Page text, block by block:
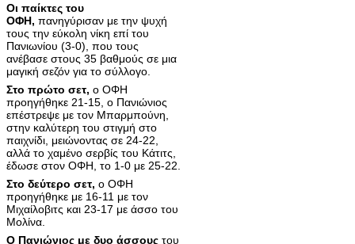
Οι παίκτες του
ΟΦΗ, πανηγύρισαν με την ψυχή
τους την εύκολη νίκη επί του
Πανιωνίου (3-0), που τους
ανέβασε στους 35 βαθμούς σε μια
μαγική σεζόν για το σύλλογο.
Στο πρώτο σετ, ο ΟΦΗ
προηγήθηκε 21-15, ο Πανιώνιος
επέστρεψε με τον Μπαρμπούνη,
στην καλύτερη του στιγμή στο
παιχνίδι, μειώνοντας σε 24-22,
αλλά το χαμένο σερβίς του Κάτιτς,
έδωσε στον ΟΦΗ, το 1-0 με 25-22.
Στο δεύτερο σετ, ο ΟΦΗ
προηγήθηκε με 16-11 με τον
Μιχαίλοβιτς και 23-17 με άσσο του
Μολίνα.
Ο Πανιώνιος με δυο άσσους του